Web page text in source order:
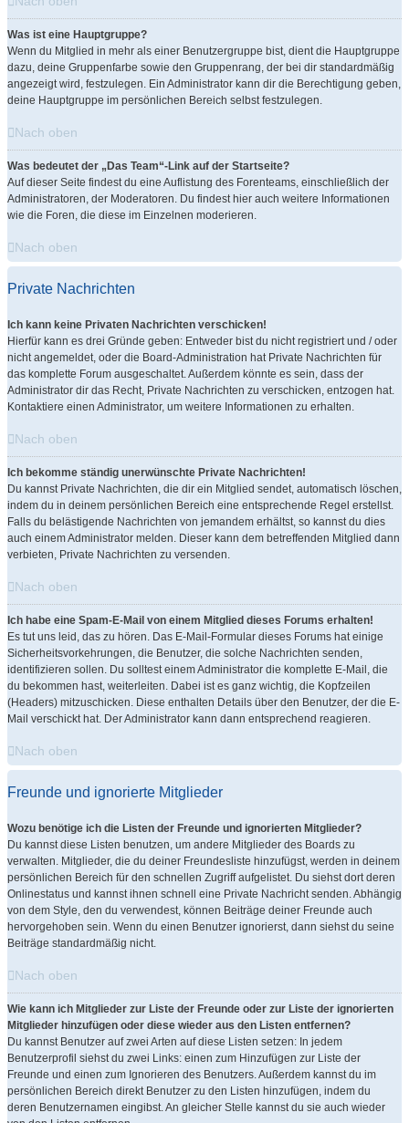
Was ist eine Hauptgruppe?
Wenn du Mitglied in mehr als einer Benutzergruppe bist, dient die Hauptgruppe
dazu, deine Gruppenfarbe sowie den Gruppenrang, der bei dir standardmäßig
angezeigt wird, festzulegen. Ein Administrator kann dir die Berechtigung geben,
deine Hauptgruppe im persönlichen Bereich selbst festzulegen.
Nach oben
Was bedeutet der „Das Team“-Link auf der Startseite?
Auf dieser Seite findest du eine Auflistung des Forenteams, einschließlich der
Administratoren, der Moderatoren. Du findest hier auch weitere Informationen
wie die Foren, die diese im Einzelnen moderieren.
Nach oben
Private Nachrichten
Ich kann keine Privaten Nachrichten verschicken!
Hierfür kann es drei Gründe geben: Entweder bist du nicht registriert und / oder
nicht angemeldet, oder die Board-Administration hat Private Nachrichten für
das komplette Forum ausgeschaltet. Außerdem könnte es sein, dass der
Administrator dir das Recht, Private Nachrichten zu verschicken, entzogen hat.
Kontaktiere einen Administrator, um weitere Informationen zu erhalten.
Nach oben
Ich bekomme ständig unerwünschte Private Nachrichten!
Du kannst Private Nachrichten, die dir ein Mitglied sendet, automatisch löschen,
indem du in deinem persönlichen Bereich eine entsprechende Regel erstellst.
Falls du belästigende Nachrichten von jemandem erhältst, so kannst du dies
auch einem Administrator melden. Dieser kann dem betreffenden Mitglied dann
verbieten, Private Nachrichten zu versenden.
Nach oben
Ich habe eine Spam-E-Mail von einem Mitglied dieses Forums erhalten!
Es tut uns leid, das zu hören. Das E-Mail-Formular dieses Forums hat einige
Sicherheitsvorkehrungen, die Benutzer, die solche Nachrichten senden,
identifizieren sollen. Du solltest einem Administrator die komplette E-Mail, die
du bekommen hast, weiterleiten. Dabei ist es ganz wichtig, die Kopfzeilen
(Headers) mitzuschicken. Diese enthalten Details über den Benutzer, der die E-
Mail verschickt hat. Der Administrator kann dann entsprechend reagieren.
Nach oben
Freunde und ignorierte Mitglieder
Wozu benötige ich die Listen der Freunde und ignorierten Mitglieder?
Du kannst diese Listen benutzen, um andere Mitglieder des Boards zu
verwalten. Mitglieder, die du deiner Freundesliste hinzufügst, werden in deinem
persönlichen Bereich für den schnellen Zugriff aufgelistet. Du siehst dort deren
Onlinestatus und kannst ihnen schnell eine Private Nachricht senden. Abhängig
von dem Style, den du verwendest, können Beiträge deiner Freunde auch
hervorgehoben sein. Wenn du einen Benutzer ignorierst, dann siehst du seine
Beiträge standardmäßig nicht.
Nach oben
Wie kann ich Mitglieder zur Liste der Freunde oder zur Liste der ignorierten
Mitglieder hinzufügen oder diese wieder aus den Listen entfernen?
Du kannst Benutzer auf zwei Arten auf diese Listen setzen: In jedem
Benutzerprofil siehst du zwei Links: einen zum Hinzufügen zur Liste der
Freunde und einen zum Ignorieren des Benutzers. Außerdem kannst du im
persönlichen Bereich direkt Benutzer zu den Listen hinzufügen, indem du
deren Benutzernamen eingibst. An gleicher Stelle kannst du sie auch wieder